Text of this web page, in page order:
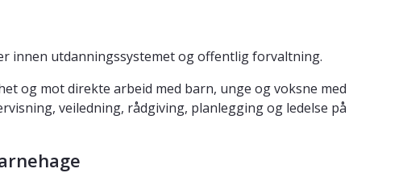
innen utdanningssystemet og offentlig forvaltning.
og mot direkte arbeid med barn, unge og voksne med
veiledning, rådgiving, planlegging og ledelse på